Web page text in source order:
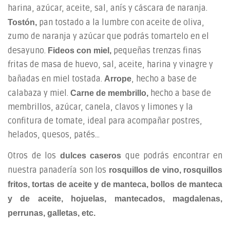
harina, azúcar, aceite, sal, anís y cáscara de naranja.
Tostón, pan tostado a la lumbre con aceite de oliva,
zumo de naranja y azúcar que podrás tomartelo en el
desayuno. Fideos con miel, pequeñas trenzas finas
fritas de masa de huevo, sal, aceite, harina y vinagre y
bañadas en miel tostada. Arrope, hecho a base de
calabaza y miel. Carne de membrillo, hecho a base de
membrillos, azúcar, canela, clavos y limones y la
confitura de tomate, ideal para acompañar postres,
helados, quesos, patés…
Otros de los dulces caseros que podrás encontrar en
nuestra panadería son los rosquillos de vino, rosquillos
fritos, tortas de aceite y de manteca, bollos de manteca
y de aceite, hojuelas, mantecados, magdalenas,
perrunas, galletas, etc.